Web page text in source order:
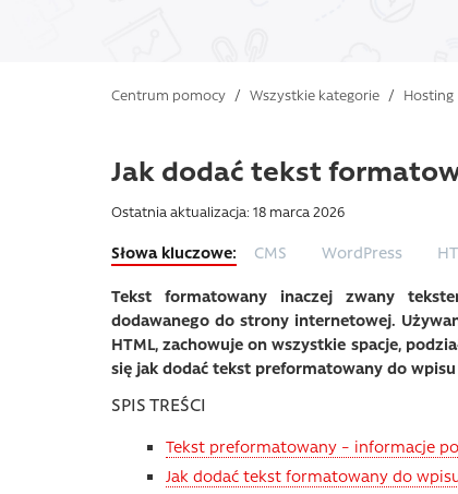
Centrum pomocy / Wszystkie kategorie / Hosting
Jak dodać tekst
Ostatnia aktualizacja: 18 marca 2026
CMS WordPress
Tekst formatowany inaczej zwany
dodawanego do strony internetowej.
HTML, zachowuje on wszystkie spacje,
się jak dodać tekst preformatowany do wpisu
SPIS TREŚCI
Tekst preformatowany – informacje
Jak dodać tekst formatowany do